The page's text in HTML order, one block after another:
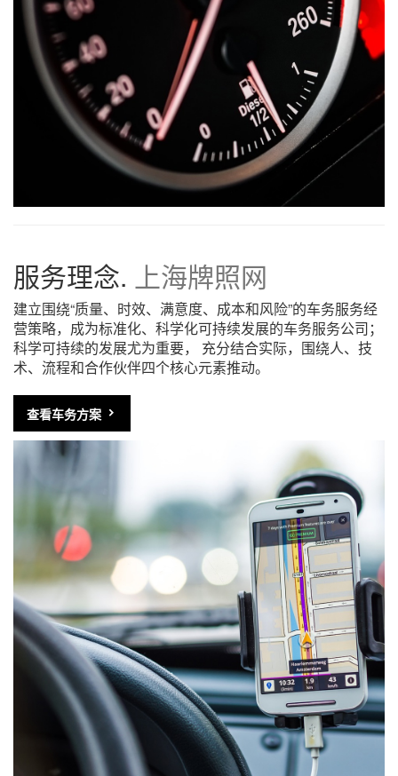
服务理念. 上海牌照网
建立围绕“质量、时效、满意度、成本和风险”的车务服务经
营策略，成为标准化、科学化可持续发展的车务服务公司；
科学可持续的发展尤为重要， 充分结合实际，围绕人、技
术、流程和合作伙伴四个核心元素推动。
查看车务方案